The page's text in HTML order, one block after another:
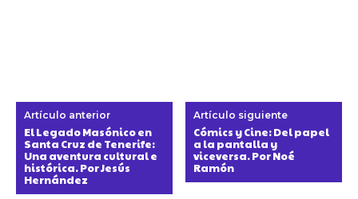
Artículo anterior
El Legado Masónico en
Santa Cruz de Tenerife:
Una aventura cultural e
histórica. Por Jesús
Hernández
Artículo siguiente
Cómics y Cine: Del papel
a la pantalla y
viceversa. Por Noé
Ramón